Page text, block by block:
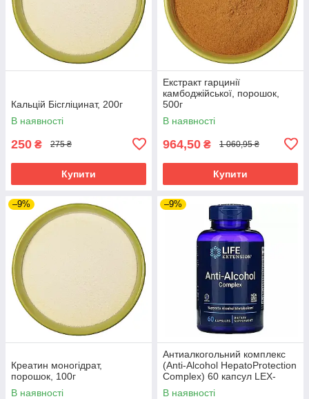
Кальцій Бісгліцинат, 200г
В наявності
250 ₴ 275 ₴
Купити
Екстракт гарцинії
камбоджійської, порошок,
500г
В наявності
964,50 ₴ 1 060,95 ₴
Купити
–9%
Креатин моногідрат,
порошок, 100г
В наявності
–9%
Антиалкогольний комплекс
(Anti-Alcohol HepatoProtection
Complex) 60 капсул LEX-
22400
В наявності